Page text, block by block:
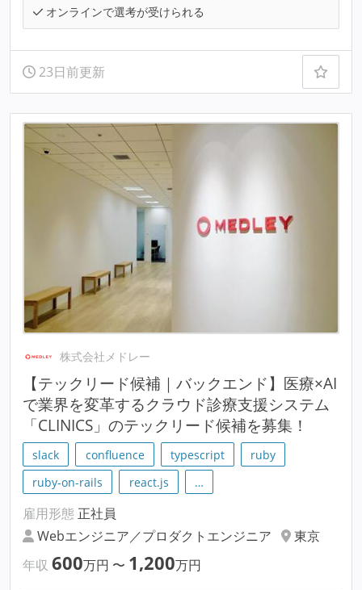
オンラインで選考が受けられる
23日前更新
株式会社メドレー
【テックリード候補｜バックエンド】医療×AI
で業界を変革するクラウド診療支援システム
「CLINICS」のテックリード候補を募集！
slack confluence typescript
ruby
ruby-on-rails
react.js …
雇用形態 正社員
Webエンジニア／プロダクトエンジニア
東京
年収 600万円 〜 1,200万円